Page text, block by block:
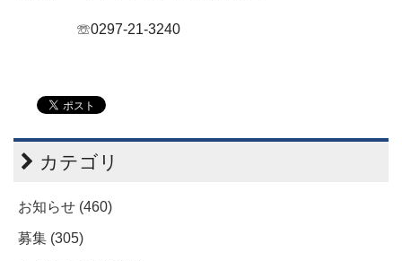
☏0297-21-3240
カテゴリ
お知らせ (460)
募集 (305)